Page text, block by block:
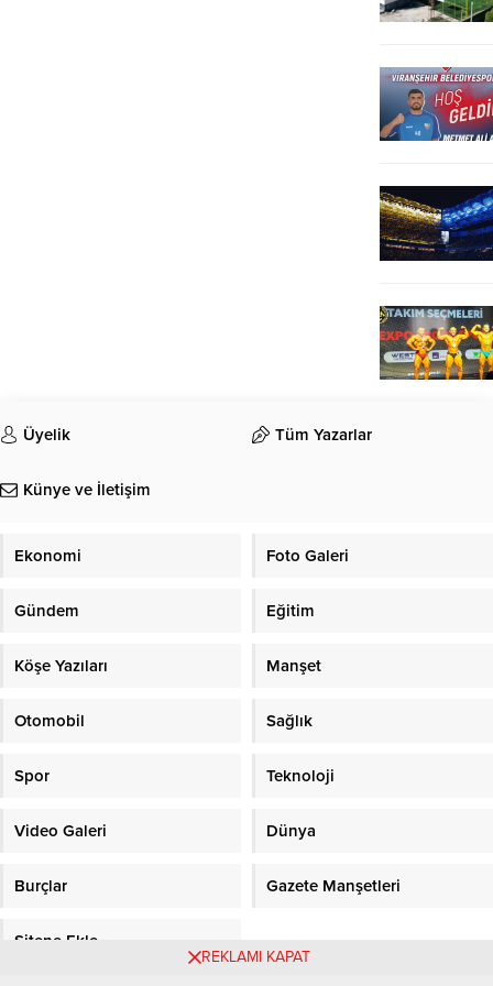
Üyelik Tüm Yazarlar
Künye ve İletişim
Ekonomi Foto Galeri
Gündem Eğitim
Köşe Yazıları Manşet
Otomobil Sağlık
Spor Teknoloji
Video Galeri Dünya
Burçlar Gazete Manşetleri
Sitene Ekle
REKLAMI KAPAT